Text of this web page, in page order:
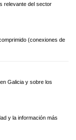
relevante del sector
(conexiones de
Galicia y sobre los
y la información más